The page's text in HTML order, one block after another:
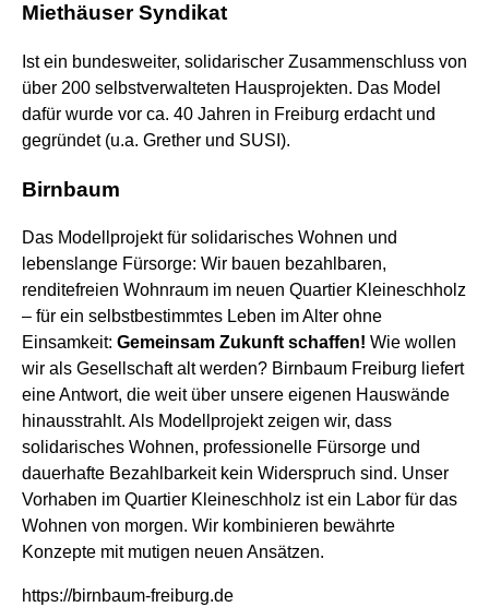
Miethäuser Syndikat
Ist ein bundesweiter, solidarischer Zusammenschluss von
über 200 selbstverwalteten Hausprojekten. Das Model
dafür wurde vor ca. 40 Jahren in Freiburg erdacht und
gegründet (u.a. Grether und SUSI).
Birnbaum
Das Modellprojekt für solidarisches Wohnen und
lebenslange Fürsorge: Wir bauen bezahlbaren,
renditefreien Wohnraum im neuen Quartier Kleineschholz
– für ein selbstbestimmtes Leben im Alter ohne
Einsamkeit: Gemeinsam Zukunft schaffen! Wie wollen
wir als Gesellschaft alt werden? Birnbaum Freiburg liefert
eine Antwort, die weit über unsere eigenen Hauswände
hinausstrahlt. Als Modellprojekt zeigen wir, dass
solidarisches Wohnen, professionelle Fürsorge und
dauerhafte Bezahlbarkeit kein Widerspruch sind. Unser
Vorhaben im Quartier Kleineschholz ist ein Labor für das
Wohnen von morgen. Wir kombinieren bewährte
Konzepte mit mutigen neuen Ansätzen.
https://birnbaum-freiburg.de